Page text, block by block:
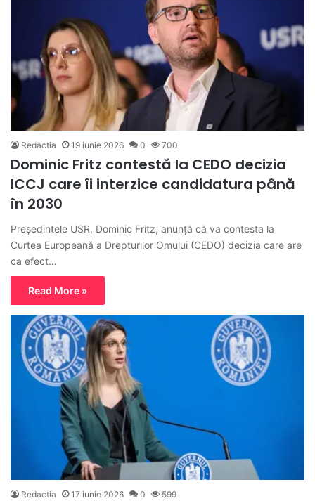
Redactia 19 iunie 2026 0 700
Dominic Fritz contestă la CEDO decizia
ICCJ care îi interzice candidatura până
în 2030
Președintele USR, Dominic Fritz, anunță că va contesta la
Curtea Europeană a Drepturilor Omului (CEDO) decizia care are
ca efect…
Read More »
Redactia 17 iunie 2026 0 599